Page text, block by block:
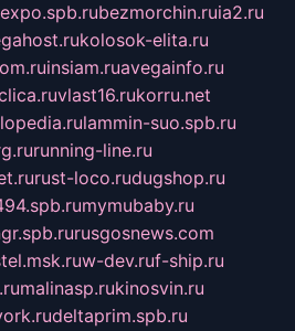
bezmorchin.ruia2.ru
kolosok-elita.ru
insiam.ruavegainfo.ru
vlast16.rukorru.net
lammin-suo.spb.ru
running-line.ru
rust-loco.rudugshop.ru
mymubaby.ru
rusgosnews.com
w-dev.ruf-ship.ru
malinasp.rukinosvin.ru
deltaprim.spb.ru